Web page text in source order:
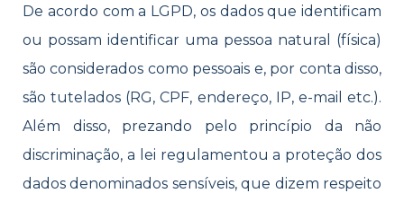
De acordo com a LGPD, os dados que identificam
ou possam identificar uma pessoa natural (física)
são considerados como pessoais e, por conta disso,
são tutelados (RG, CPF, endereço, IP, e-mail etc.).
Além disso, prezando pelo princípio da não
discriminação, a lei regulamentou a proteção dos
dados denominados sensíveis, que dizem respeito